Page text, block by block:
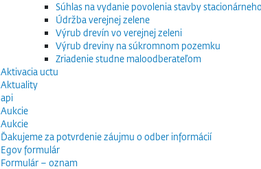
Súhlas na vydanie povolenia stavby
Údržba verejnej zelene
Výrub drevín vo verejnej zeleni
Výrub dreviny na súkromnom pozemku
Zriadenie studne maloodberateľom
Aktivacia uctu
Aktuality
api
Aukcie
Aukcie
Ďakujeme za potvrdenie záujmu o odber informácií
Egov formulár
Formulár – oznam